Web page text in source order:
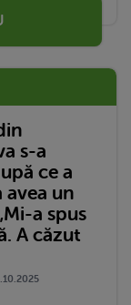
s-a
ce a
avea un
a spus
A căzut